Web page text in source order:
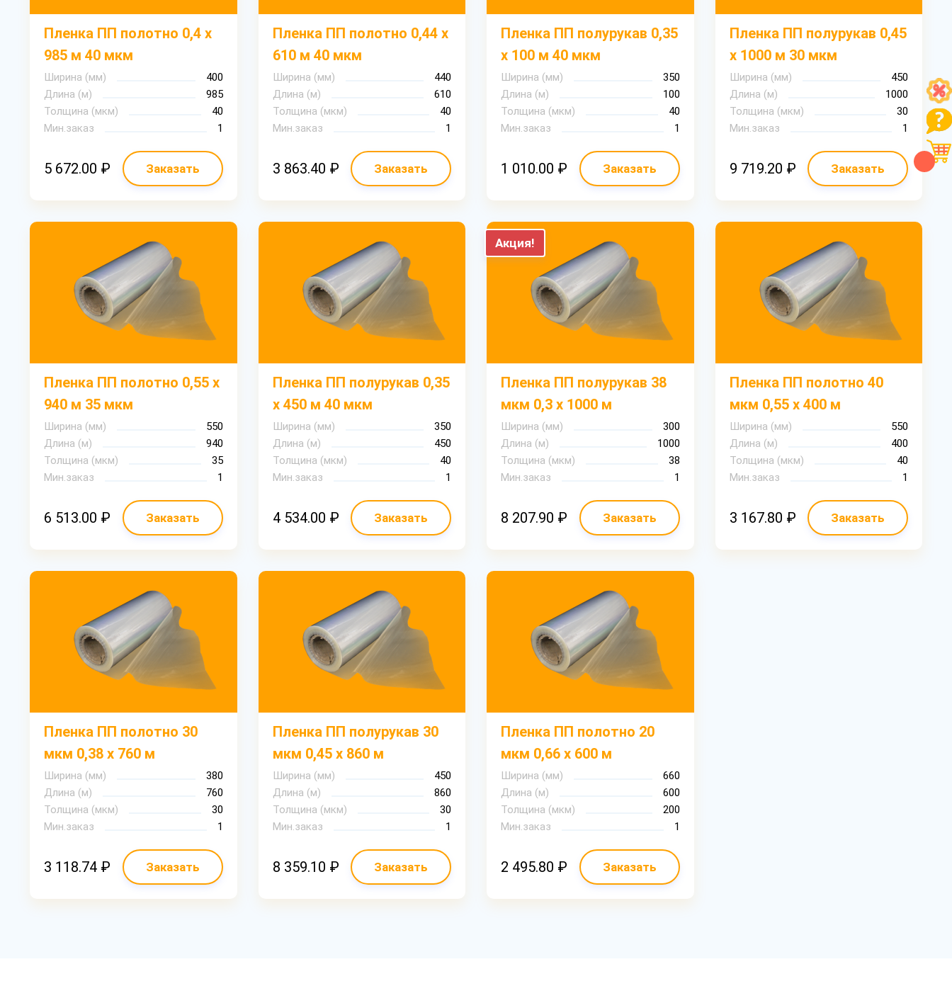
Пленка ПП полотно 0,4 х
985 м 40 мкм
Ширина (мм)
400
Длина (м)
985
Толщина (мкм)
40
Мин.заказ
1
5 672.00 ₽ Заказать
Пленка ПП полотно 0,44 х
610 м 40 мкм
Ширина (мм)
440
Длина (м)
610
Толщина (мкм)
40
Мин.заказ
1
3 863.40 ₽ Заказать
Пленка ПП полурукав 0,35
х 100 м 40 мкм
Ширина (мм)
350
Длина (м)
100
Толщина (мкм)
40
Мин.заказ
1
1 010.00 ₽ Заказать
Пленка ПП полурукав 0,45
х 1000 м 30 мкм
Ширина (мм)
450
Длина (м)
1000
Толщина (мкм)
30
Мин.заказ
1
9 719.20 ₽ Заказать
Пленка ПП полотно 0,55 х
940 м 35 мкм
Ширина (мм)
550
Длина (м)
940
Толщина (мкм)
35
Мин.заказ
1
6 513.00 ₽ Заказать
Пленка ПП полурукав 0,35
х 450 м 40 мкм
Ширина (мм)
350
Длина (м)
450
Толщина (мкм)
40
Мин.заказ
1
4 534.00 ₽ Заказать
Акция!
Пленка ПП полурукав 38
мкм 0,3 х 1000 м
Ширина (мм)
300
Длина (м)
1000
Толщина (мкм)
38
Мин.заказ
1
8 207.90 ₽ Заказать
Пленка ПП полотно 40
мкм 0,55 х 400 м
Ширина (мм)
550
Длина (м)
400
Толщина (мкм)
40
Мин.заказ
1
3 167.80 ₽ Заказать
Пленка ПП полотно 30
мкм 0,38 х 760 м
Ширина (мм)
380
Длина (м)
760
Толщина (мкм)
30
Мин.заказ
1
3 118.74 ₽ Заказать
Пленка ПП полурукав 30
мкм 0,45 х 860 м
Ширина (мм)
450
Длина (м)
860
Толщина (мкм)
30
Мин.заказ
1
8 359.10 ₽ Заказать
Пленка ПП полотно 20
мкм 0,66 х 600 м
Ширина (мм)
660
Длина (м)
600
Толщина (мкм)
200
Мин.заказ
1
2 495.80 ₽ Заказать